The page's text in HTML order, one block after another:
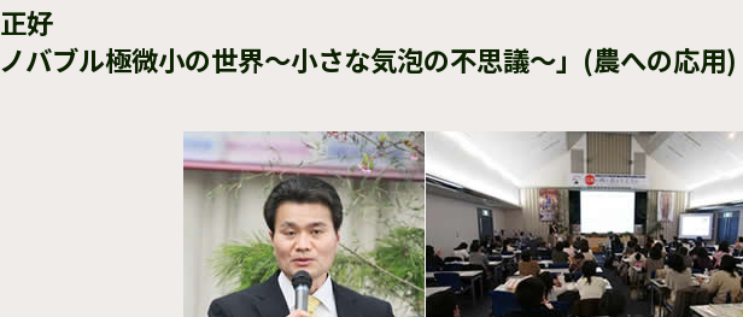
好
ノバブル極微小の世界～小さな気泡の不思議～」(農への応用)